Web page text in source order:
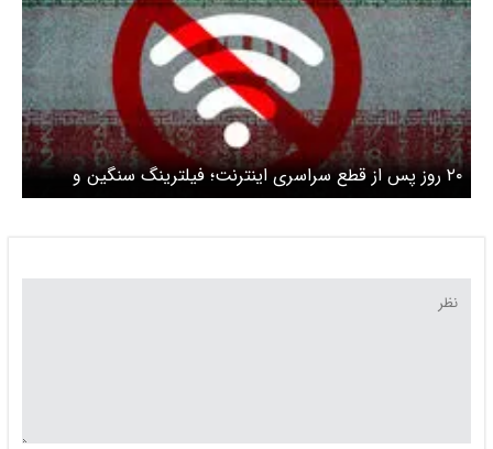
۲۰ روز پس از قطع سراسری اینترنت؛ فیلترینگ سنگین و
دسترسی ناپایدار همچنان پابرجاست